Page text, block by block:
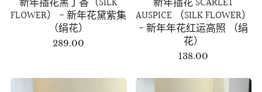
FLOWER） - 新年花黛紫集
（绢花）
289.00
AUSPICE （SILK FLOWER）
- 新年年花红运高照 （绢
花）
138.00